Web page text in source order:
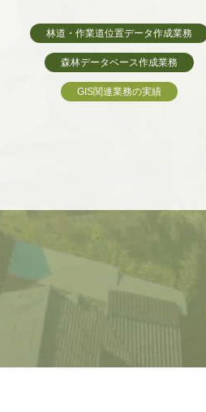
林道・作業道位置データ作成業務
森林データベース作成業務
GIS関連業務の実績